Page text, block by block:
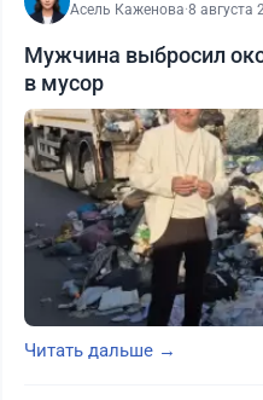
Асель Каженова·8 августа
Мужчина выбросил
в мусор
Читать дальше →